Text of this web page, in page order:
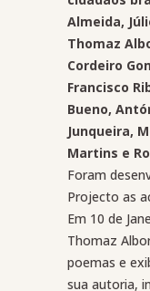
Almeida,
Thomaz
Cordeiro
Francisco
Bueno,
Junqueira,
Martins e
Foram
Projecto as
Em 10 de
Thomaz
poemas e
sua autoria,